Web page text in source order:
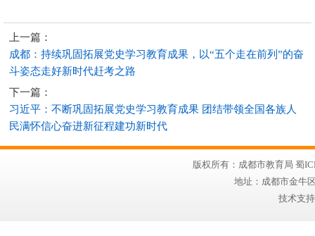
上一篇：
成都：持续巩固拓展党史学习教育成果，以“五个走在前列”的奋
斗姿态走好新时代赶考之路
下一篇：
习近平：不断巩固拓展党史学习教育成果 团结带领全国各族人
民满怀信心奋进新征程建功新时代
版权所有：成都市教育局 蜀
地址：成都市金牛
技术支